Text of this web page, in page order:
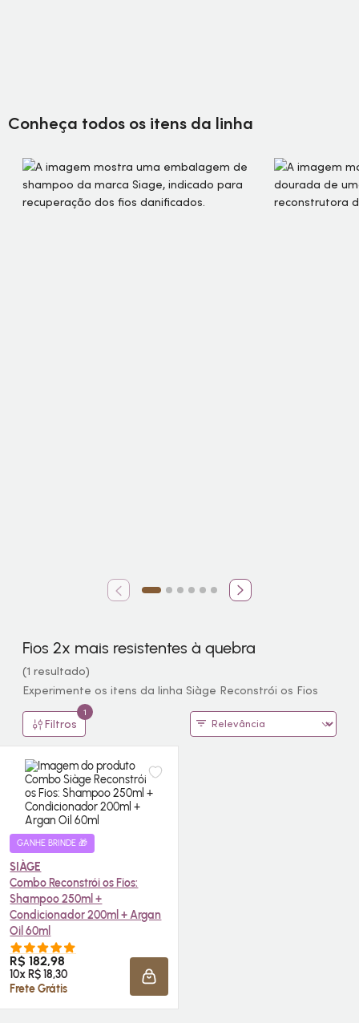
Conheça todos os itens da linha
Fios 2x mais resistentes à quebra
(1 resultado)
Experimente os itens da linha Siàge Reconstrói os Fios
Filtros
1
GANHE BRINDE 🎁
SIÀGE
Combo Reconstrói os Fios:
Shampoo 250ml +
Condicionador 200ml + Argan
Oil 60ml
R$ 182,98
10x R$ 18,30
Frete Grátis
ADICIONAR À SACOLA